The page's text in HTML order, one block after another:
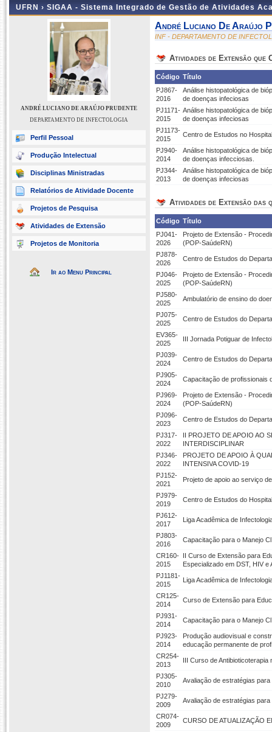
UFRN › SIGAA - Sistema Integrado de Gestão de Atividades
ANDRÉ LUCIANO DE ARAÚJO PRUDENTE
DEPARTAMENTO DE INFECTOLOGIA
Perfil Pessoal
Produção Intelectual
Disciplinas Ministradas
Relatórios de Atividade Docente
Projetos de Pesquisa
Atividades de Extensão
Projetos de Monitoria
Ir ao Menu Principal
André Luciano De Araújo
INF - DEPARTAMENTO DE
Atividades de Extensão que
Código Título
PJ867-
2016
Análise histopatológica de
de doenças infeciosas
PJ1171-
2015
Análise histopatológica de
de doenças infeciosas
PJ1173-
2015
Centro de Estudos no
PJ940-
2014
Análise histopatológica de
de doenças infecciosas.
PJ344-
2013
Análise histopatológica de
de doenças infeciosas
Atividades de Extensão das
Código Título
PJ041-
2026
Projeto de Extensão -
(POP-SaúdeRN)
PJ878-
2026
Centro de Estudos do
PJ046-
2025
Projeto de Extensão -
(POP-SaúdeRN)
PJ580-
2025
Ambulatório de ensino do
PJ075-
2025
Centro de Estudos do
EV365-
2025
III Jornada Potiguar de
PJ039-
2024
Centro de Estudos do
PJ905-
2024
Capacitação de profissionais
PJ969-
2024
Projeto de Extensão -
(POP-SaúdeRN)
PJ096-
2023
Centro de Estudos do
PJ317-
2022
II PROJETO DE APOIO AO
INTERDISCIPLINAR
PJ346-
2022
PROJETO DE APOIO À
INTENSIVA COVID-19
PJ152-
2021
Projeto de apoio ao serviço
PJ979-
2019
Centro de Estudos do
PJ612-
2017
Liga Acadêmica de
PJ803-
2016
Capacitação para o Manejo
CR160-
2015
II Curso de Extensão para
Especializado em DST, HIV e
PJ1181-
2015
Liga Acadêmica de
CR125-
2014
Curso de Extensão para
PJ931-
2014
Capacitação para o Manejo
PJ923-
2014
Produção audiovisual e
educação permanente de
CR254-
2013
III Curso de Antibioticoterapia
PJ305-
2010
Avaliação de estratégias
PJ279-
2009
Avaliação de estratégias
CR074-
2009
CURSO DE ATUALIZAÇÃO